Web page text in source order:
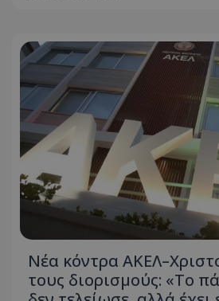
Νέα κόντρα
τους διορισμούς: «Το